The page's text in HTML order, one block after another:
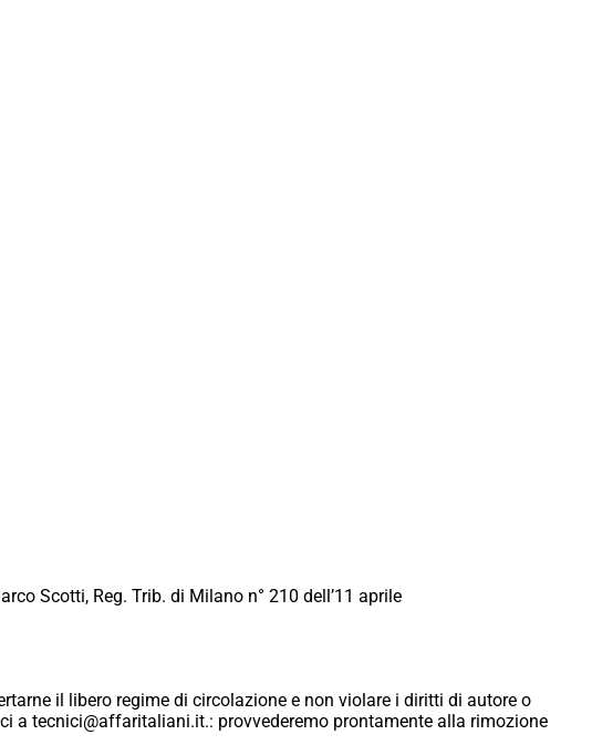
Scotti, Reg. Trib. di Milano n° 210 dell’11 aprile
il libero regime di circolazione e non violare i diritti di autore o
a tecnici@affaritaliani.it.: provvederemo prontamente alla rimozione